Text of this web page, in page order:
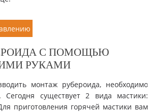
С ПОМОЩЬЮ
РУКАМИ
монтаж рубероида, необходимо
Сегодня существует 2 вида мастики:
приготовления горячей мастики вам